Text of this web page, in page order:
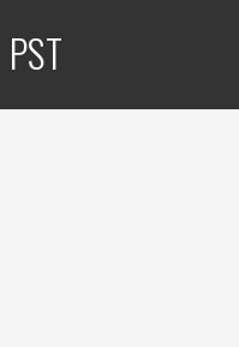
PST